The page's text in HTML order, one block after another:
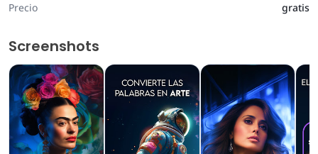
Precio gratis
Screenshots